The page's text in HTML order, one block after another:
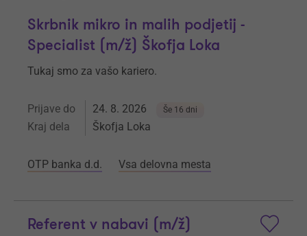
Skrbnik mikro in malih podjetij -
Specialist (m/ž) Škofja Loka
Tukaj smo za vašo kariero.
Prijave do 24. 8. 2026 Še 16 dni
Kraj dela Škofja Loka
OTP banka d.d. Vsa delovna mesta
Referent v nabavi (m/ž)